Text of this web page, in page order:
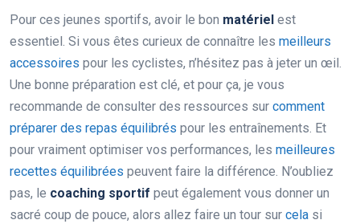
Pour ces jeunes sportifs, avoir le bon matériel est
essentiel. Si vous êtes curieux de connaître les meilleurs
accessoires pour les cyclistes, n’hésitez pas à jeter un œil.
Une bonne préparation est clé, et pour ça, je vous
recommande de consulter des ressources sur comment
préparer des repas équilibrés pour les entraînements. Et
pour vraiment optimiser vos performances, les meilleures
recettes équilibrées peuvent faire la différence. N’oubliez
pas, le coaching sportif peut également vous donner un
sacré coup de pouce, alors allez faire un tour sur cela si